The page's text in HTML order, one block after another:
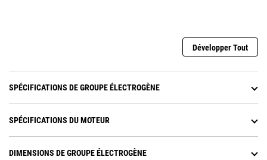
Développer Tout
SPÉCIFICATIONS DE GROUPE ÉLECTROGÈNE
SPÉCIFICATIONS DU MOTEUR
DIMENSIONS DE GROUPE ÉLECTROGÈNE